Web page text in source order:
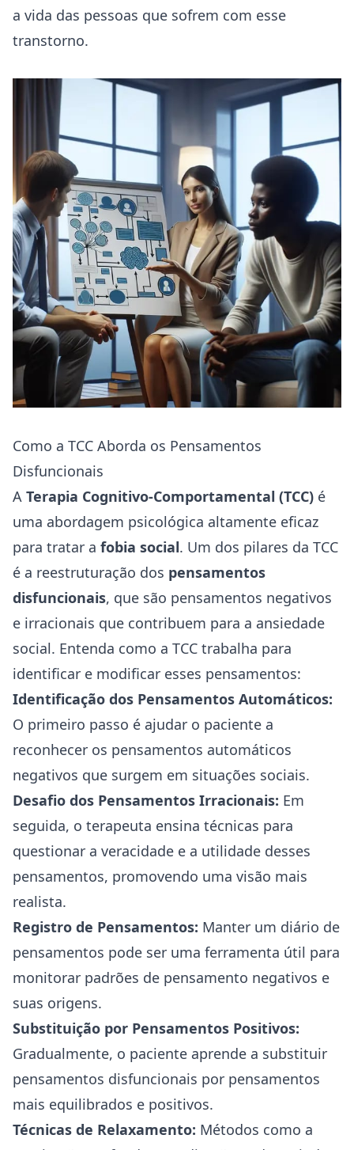
a vida das pessoas que sofrem com esse
transtorno.
Como a TCC Aborda os Pensamentos
Disfuncionais
A Terapia Cognitivo-Comportamental (TCC) é
uma abordagem psicológica altamente eficaz
para tratar a fobia social. Um dos pilares da TCC
é a reestruturação dos pensamentos
disfuncionais, que são pensamentos negativos
e irracionais que contribuem para a ansiedade
social. Entenda como a TCC trabalha para
identificar e modificar esses pensamentos:
Identificação dos Pensamentos Automáticos:
O primeiro passo é ajudar o paciente a
reconhecer os pensamentos automáticos
negativos que surgem em situações sociais.
Desafio dos Pensamentos Irracionais: Em
seguida, o terapeuta ensina técnicas para
questionar a veracidade e a utilidade desses
pensamentos, promovendo uma visão mais
realista.
Registro de Pensamentos: Manter um diário de
pensamentos pode ser uma ferramenta útil para
monitorar padrões de pensamento negativos e
suas origens.
Substituição por Pensamentos Positivos:
Gradualmente, o paciente aprende a substituir
pensamentos disfuncionais por pensamentos
mais equilibrados e positivos.
Técnicas de Relaxamento: Métodos como a